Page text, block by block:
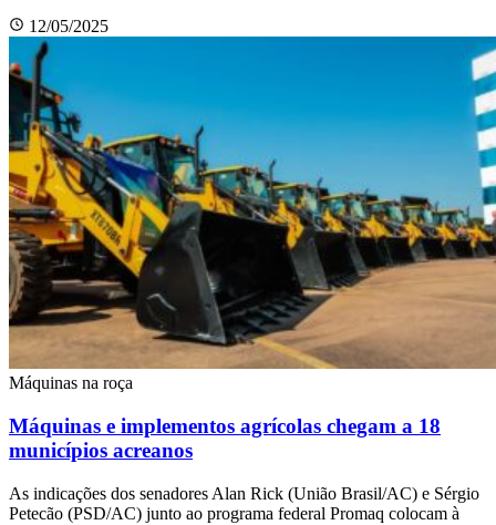
12/05/2025
Máquinas na roça
Máquinas e implementos agrícolas chegam a 18
municípios acreanos
As indicações dos senadores Alan Rick (União Brasil/AC) e Sérgio
Petecão (PSD/AC) junto ao programa federal Promaq colocam à